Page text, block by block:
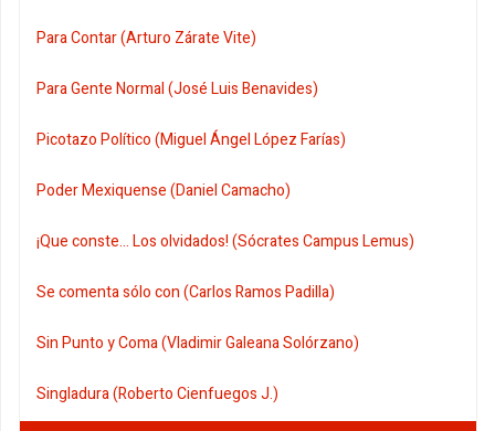
Para Contar (Arturo Zárate Vite)
Para Gente Normal (José Luis Benavides)
Picotazo Político (Miguel Ángel López Farías)
Poder Mexiquense (Daniel Camacho)
¡Que conste... Los olvidados! (Sócrates Campus Lemus)
Se comenta sólo con (Carlos Ramos Padilla)
Sin Punto y Coma (Vladimir Galeana Solórzano)
Singladura (Roberto Cienfuegos J.)